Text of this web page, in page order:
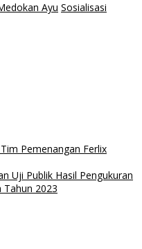
Ayu Sosialisasi
Pemenangan Ferlix
Uji Publik Hasil Pengukuran
Tahun 2023